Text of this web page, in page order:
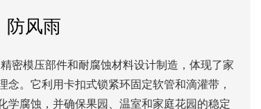
防风雨
密模压部件和耐腐蚀材料设计制造，体现了家
。它利用卡扣式锁紧环固定软管和滴灌带，
学腐蚀，并确保果园、温室和家庭花园的稳定